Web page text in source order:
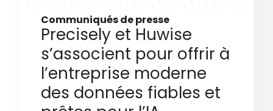
Communiqués de presse
Precisely et Huwise
s’associent pour offrir à
l’entreprise moderne
des données fiables et